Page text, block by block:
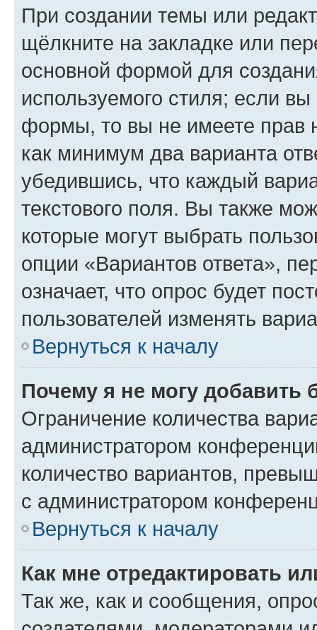
При создании темы или
щёлкните на закладке или
основной формой для
используемого стиля; если
формы, то вы не имеете прав
как минимум два варианта
убедившись, что каждый
текстового поля. Вы также
которые могут выбрать
опции «Вариантов ответа»,
означает, что опрос будет
пользователей изменять
Вернуться к началу
Почему я не могу добавить
Ограничение количества
администратором
количество вариантов,
с администратором
Вернуться к началу
Как мне отредактировать
Так же, как и сообщения,